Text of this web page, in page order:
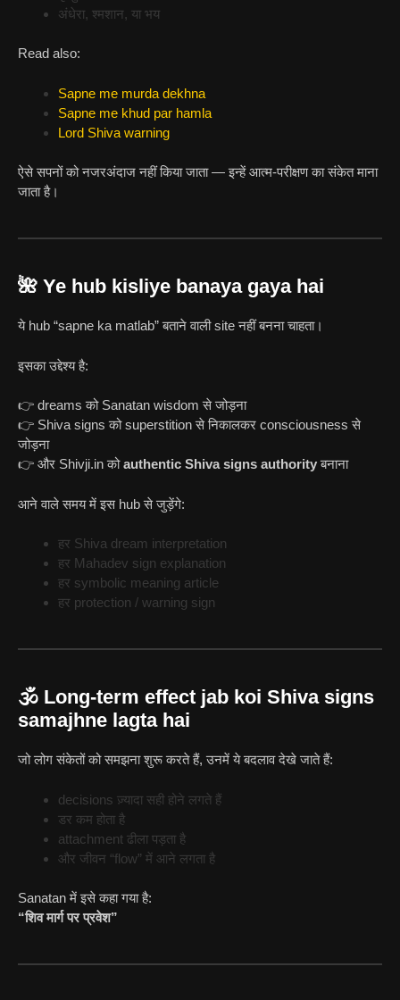
अंधेरा, श्मशान, या भय
Read also:
Sapne me murda dekhna
Sapne me khud par hamla
Lord Shiva warning
ऐसे सपनों को नजरअंदाज नहीं किया जाता — इन्हें आत्म-परीक्षण का संकेत माना
जाता है।
🌺 Ye hub kisliye banaya gaya hai
ये hub “sapne ka matlab” बताने वाली site नहीं बनना चाहता।
इसका उद्देश्य है:
👉 dreams को Sanatan wisdom से जोड़ना
👉 Shiva signs को superstition से निकालकर consciousness से
जोड़ना
👉 और Shivji.in कोauthentic Shiva signs authorityबनाना
आने वाले समय में इस hub से जुड़ेंगे:
हर Shiva dream interpretation
हर Mahadev sign explanation
हर symbolic meaning article
हर protection / warning sign
🕉️ Long-term effect jab koi Shiva signs
samajhne lagta hai
जो लोग संकेतों को समझना शुरू करते हैं, उनमें ये बदलाव देखे जाते हैं:
decisions ज़्यादा सही होने लगते हैं
डर कम होता है
attachment ढीला पड़ता है
और जीवन “flow” में आने लगता है
Sanatan में इसे कहा गया है:
“शिव मार्ग पर प्रवेश”